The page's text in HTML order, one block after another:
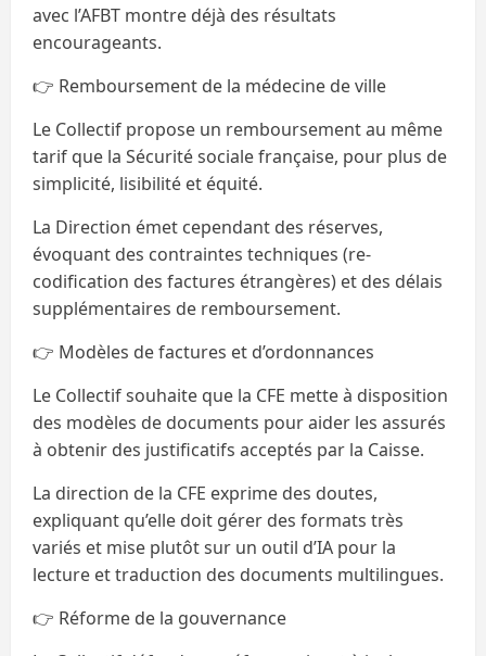
avec l’AFBT montre déjà des résultats
encourageants.
👉 Remboursement de la médecine de ville
Le Collectif propose un remboursement au même
tarif que la Sécurité sociale française, pour plus de
simplicité, lisibilité et équité.
La Direction émet cependant des réserves,
évoquant des contraintes techniques (re-
codification des factures étrangères) et des délais
supplémentaires de remboursement.
👉 Modèles de factures et d’ordonnances
Le Collectif souhaite que la CFE mette à disposition
des modèles de documents pour aider les assurés
à obtenir des justificatifs acceptés par la Caisse.
La direction de la CFE exprime des doutes,
expliquant qu’elle doit gérer des formats très
variés et mise plutôt sur un outil d’IA pour la
lecture et traduction des documents multilingues.
👉 Réforme de la gouvernance